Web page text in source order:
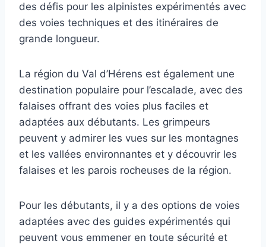
des défis pour les alpinistes expérimentés avec
des voies techniques et des itinéraires de
grande longueur.
La région du Val d’Hérens est également une
destination populaire pour l’escalade, avec des
falaises offrant des voies plus faciles et
adaptées aux débutants. Les grimpeurs
peuvent y admirer les vues sur les montagnes
et les vallées environnantes et y découvrir les
falaises et les parois rocheuses de la région.
Pour les débutants, il y a des options de voies
adaptées avec des guides expérimentés qui
peuvent vous emmener en toute sécurité et